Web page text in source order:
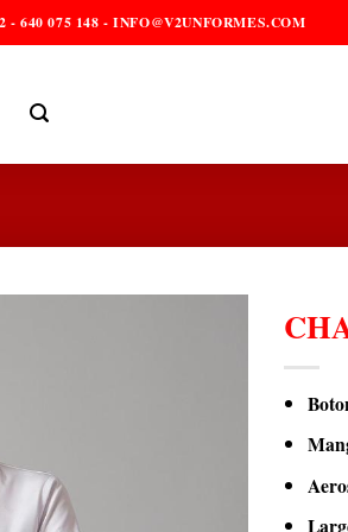
640 075 148 - INFO@V2UNFORMES.COM